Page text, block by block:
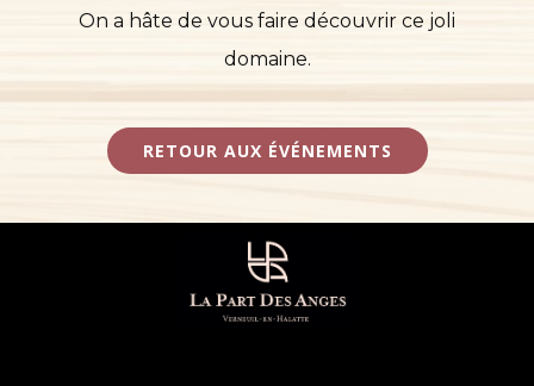
On a hâte de vous faire découvrir ce joli
domaine.
RETOUR AUX ÉVÉNEMENTS